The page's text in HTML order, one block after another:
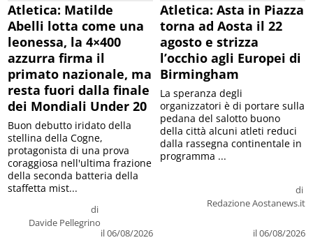
Atletica: Matilde
Abelli lotta come una
leonessa, la 4×400
azzurra firma il
primato nazionale, ma
resta fuori dalla finale
dei Mondiali Under 20
di
Davide Pellegrino
il 06/08/2026
Buon debutto iridato della
stellina della Cogne,
protagonista di una prova
coraggiosa nell'ultima frazione
della seconda batteria della
staffetta mist...
Atletica: Asta in Piazza
torna ad Aosta il 22
agosto e strizza
l’occhio agli Europei di
Birmingham
di
Redazione Aostanews.it
il 06/08/2026
La speranza degli
organizzatori è di portare sulla
pedana del salotto buono
della città alcuni atleti reduci
dalla rassegna continentale in
programma ...